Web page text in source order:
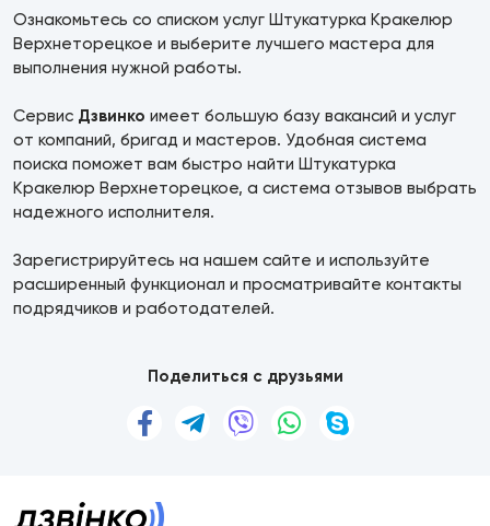
Ознакомьтесь со списком услуг Штукатурка Кракелюр
Верхнеторецкое и выберите лучшего мастера для
выполнения нужной работы.
Сервис Дзвинко имеет большую базу вакансий и услуг
от компаний, бригад и мастеров. Удобная система
поиска поможет вам быстро найти Штукатурка
Кракелюр Верхнеторецкое, а система отзывов выбрать
надежного исполнителя.
Зарегистрируйтесь на нашем сайте и используйте
расширенный функционал и просматривайте контакты
подрядчиков и работодателей.
Поделиться с друзьями